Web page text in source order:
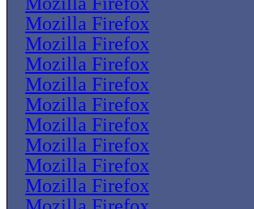
Mozilla Firefox
Mozilla Firefox
Mozilla Firefox
Mozilla Firefox
Mozilla Firefox
Mozilla Firefox
Mozilla Firefox
Mozilla Firefox
Mozilla Firefox